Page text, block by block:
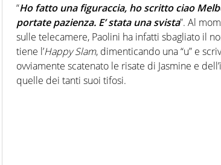
“Ho fatto una figuraccia, ho scritto ciao
portate pazienza. E’ stata una svista”. Al
sulle telecamere, Paolini ha infatti sbagliato il
tiene l’Happy Slam, dimenticando una “u” e
ovviamente scatenato le risate di Jasmine e
quelle dei tanti suoi tifosi.